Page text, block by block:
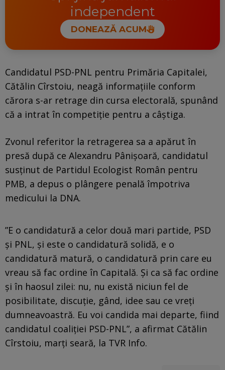
independent
DONEAZĂ ACUM
Candidatul PSD-PNL pentru Primăria Capitalei,
Cătălin Cîrstoiu, neagă informaţiile conform
cărora s-ar retrage din cursa electorală, spunând
că a intrat în competiţie pentru a câştiga.
Zvonul referitor la retragerea sa a apărut în
presă după ce Alexandru Pânișoară, candidatul
susţinut de Partidul Ecologist Român pentru
PMB, a depus o plângere penală împotriva
medicului la DNA.
”E o candidatură a celor două mari partide, PSD
şi PNL, şi este o candidatură solidă, e o
candidatură matură, o candidatură prin care eu
vreau să fac ordine în Capitală. Şi ca să fac ordine
şi în haosul zilei: nu, nu există niciun fel de
posibilitate, discuţie, gând, idee sau ce vreţi
dumneavoastră. Eu voi candida mai departe, fiind
candidatul coaliţiei PSD-PNL”, a afirmat Cătălin
Cîrstoiu, marţi seară, la TVR Info.